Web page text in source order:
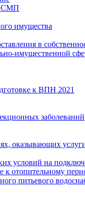
СМП
имущества
в
имущественной
к ВПН 2021
заболеваний
оказывающих
условий на
к отопительному
питьевого